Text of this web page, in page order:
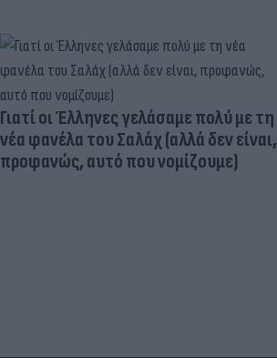
Γιατί οι Έλληνες γελάσαμε πολύ με τη
νέα φανέλα του Σαλάχ (αλλά δεν είναι,
προφανώς, αυτό που νομίζουμε)